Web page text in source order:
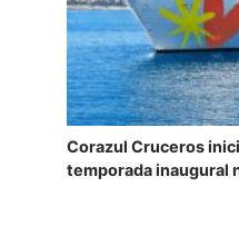
Corazul Cruceros
temporada inaugural